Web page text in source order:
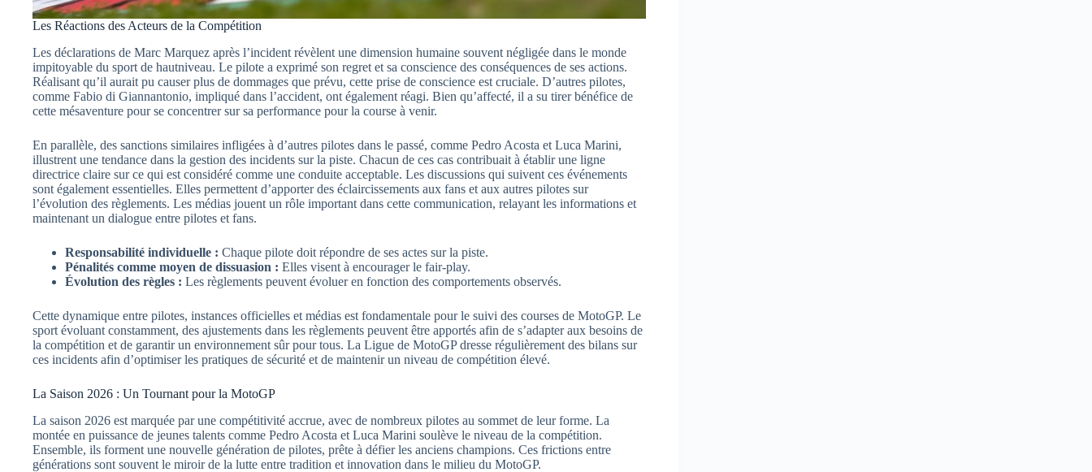
Les Réactions des Acteurs de la Compétition
Les déclarations de Marc Marquez après l’incident révèlent une dimension humaine souvent négligée dans le monde
impitoyable du sport de hautniveau. Le pilote a exprimé son regret et sa conscience des conséquences de ses actions.
Réalisant qu’il aurait pu causer plus de dommages que prévu, cette prise de conscience est cruciale. D’autres pilotes,
comme Fabio di Giannantonio, impliqué dans l’accident, ont également réagi. Bien qu’affecté, il a su tirer bénéfice de
cette mésaventure pour se concentrer sur sa performance pour la course à venir.
En parallèle, des sanctions similaires infligées à d’autres pilotes dans le passé, comme Pedro Acosta et Luca Marini,
illustrent une tendance dans la gestion des incidents sur la piste. Chacun de ces cas contribuait à établir une ligne
directrice claire sur ce qui est considéré comme une conduite acceptable. Les discussions qui suivent ces événements
sont également essentielles. Elles permettent d’apporter des éclaircissements aux fans et aux autres pilotes sur
l’évolution des règlements. Les médias jouent un rôle important dans cette communication, relayant les informations et
maintenant un dialogue entre pilotes et fans.
Responsabilité individuelle : Chaque pilote doit répondre de ses actes sur la piste.
Pénalités comme moyen de dissuasion : Elles visent à encourager le fair-play.
Évolution des règles : Les règlements peuvent évoluer en fonction des comportements observés.
Cette dynamique entre pilotes, instances officielles et médias est fondamentale pour le suivi des courses de MotoGP. Le
sport évoluant constamment, des ajustements dans les règlements peuvent être apportés afin de s’adapter aux besoins de
la compétition et de garantir un environnement sûr pour tous. La Ligue de MotoGP dresse régulièrement des bilans sur
ces incidents afin d’optimiser les pratiques de sécurité et de maintenir un niveau de compétition élevé.
La Saison 2026 : Un Tournant pour la MotoGP
La saison 2026 est marquée par une compétitivité accrue, avec de nombreux pilotes au sommet de leur forme. La
montée en puissance de jeunes talents comme Pedro Acosta et Luca Marini soulève le niveau de la compétition.
Ensemble, ils forment une nouvelle génération de pilotes, prête à défier les anciens champions. Ces frictions entre
générations sont souvent le miroir de la lutte entre tradition et innovation dans le milieu du MotoGP.